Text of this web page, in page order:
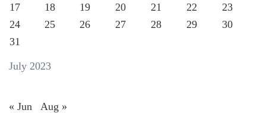
July 2023
17
18 19 20 21 22
23
24
25 26 27 28 29
30
31
« Jun Aug »